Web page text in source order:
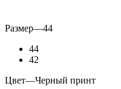
Размер—44
44
42
Цвет—Черный принт